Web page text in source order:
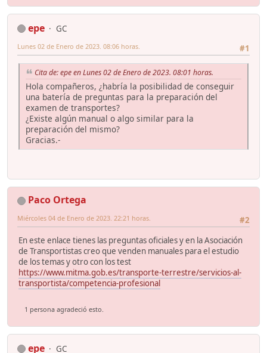
epe
GC
#1
Lunes 02 de Enero de 2023. 08:06 horas.
Cita de: epe en Lunes 02 de Enero de 2023. 08:01 horas.
Hola compañeros, ¿habría la posibilidad de conseguir
una batería de preguntas para la preparación del
examen de transportes?
¿Existe algún manual o algo similar para la
preparación del mismo?
Gracias.-
Paco Ortega
#2
Miércoles 04 de Enero de 2023. 22:21 horas.
En este enlace tienes las preguntas oficiales y en la Asociación
de Transportistas creo que venden manuales para el estudio
de los temas y otro con los test
https://www.mitma.gob.es/transporte-terrestre/servicios-al-
transportista/competencia-profesional
1 persona agradeció esto.
epe GC